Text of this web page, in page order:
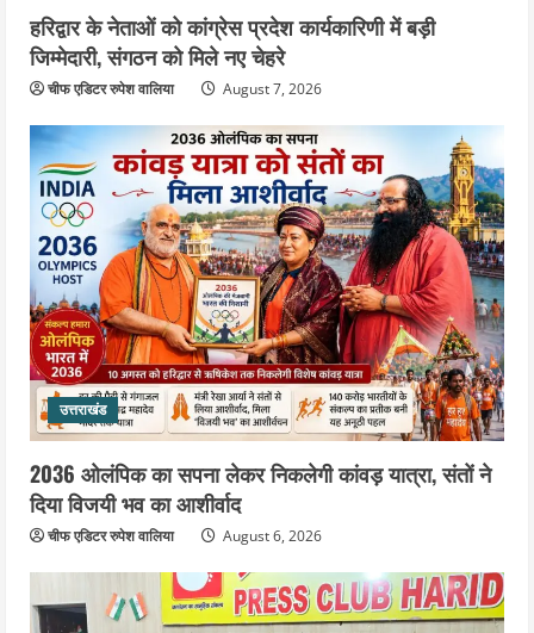
हरिद्वार के नेताओं को कांग्रेस प्रदेश कार्यकारिणी में बड़ी
जिम्मेदारी, संगठन को मिले नए चेहरे
चीफ एडिटर रुपेश वालिया August 7, 2026
उत्तराखंड
2036 ओलंपिक का सपना लेकर निकलेगी कांवड़ यात्रा, संतों ने
दिया विजयी भव का आशीर्वाद
चीफ एडिटर रुपेश वालिया August 6, 2026